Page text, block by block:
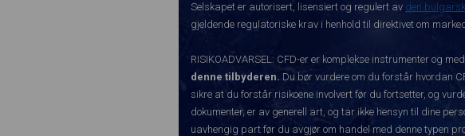
Selskapet er autorisert, lisensiert og regulert av den
gjeldende regulatoriske krav i henhold til direktivet om
RISIKOADVARSEL: CFD-er er komplekse instrumenter og
denne tilbyderen. Du bør vurdere om du forstår hvordan
sikre at du forstår risikoene involvert før du fortsetter, og
dokumenter, er av generell art, og tar ikke hensyn til dine
uavhengig part før du avgjør om handel med denne typen